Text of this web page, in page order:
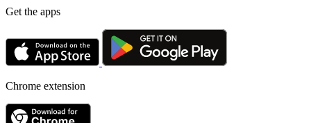
Get the apps
Chrome extension